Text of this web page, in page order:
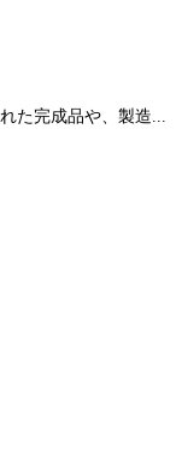
た完成品や、製造...